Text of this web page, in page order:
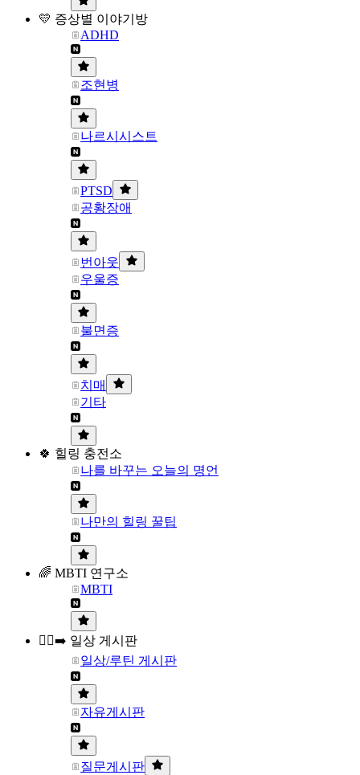
💛 증상별 이야기방
ADHD
조현병
나르시시스트
PTSD
공황장애
번아웃
우울증
불면증
치매
기타
🍀 힐링 충전소
나를 바꾸는 오늘의 명언
나만의 힐링 꿀팁
🌈 MBTI 연구소
MBTI
🏃‍♀️‍➡️ 일상 게시판
일상/루틴 게시판
자유게시판
질문게시판